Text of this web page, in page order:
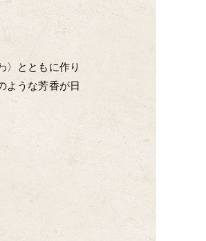
〉とともに作り
ような芳香が日